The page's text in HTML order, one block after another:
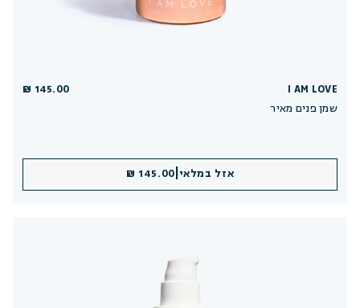
I AM LOVE
שמן פנים מאיר
145.00 ₪
אזל במלאי 145.00 ₪